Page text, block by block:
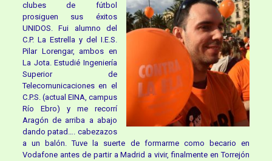
clubes de fútbol
prosiguen sus éxitos
UNIDOS. Fui alumno del
C.P. La Estrella y del I.E.S.
Pilar Lorengar, ambos en
La Jota. Estudié Ingeniería
Superior de
Telecomunicaciones en el
C.P.S. (actual EINA, campus
Río Ebro) y me recorrí
Aragón de arriba a abajo
dando patad…. cabezazos
a un balón. Tuve la suerte de formarme como becario en
Vodafone antes de partir a Madrid a vivir, finalmente en Torrejón